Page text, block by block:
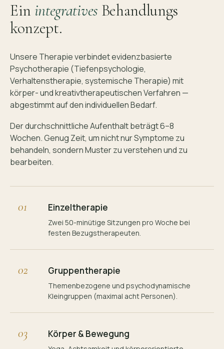
Ein integratives Behandlungs
konzept.
Unsere Therapie verbindet evidenzbasierte
Psychotherapie (Tiefenpsychologie,
Verhaltenstherapie, systemische Therapie) mit
körper- und kreativtherapeutischen Verfahren —
abgestimmt auf den individuellen Bedarf.
Der durchschnittliche Aufenthalt beträgt 6–8
Wochen. Genug Zeit, um nicht nur Symptome zu
behandeln, sondern Muster zu verstehen und zu
bearbeiten.
01 Einzeltherapie
Zwei 50-minütige Sitzungen pro Woche bei
festen Bezugstherapeuten.
02 Gruppentherapie
Themenbezogene und psychodynamische
Kleingruppen (maximal acht Personen).
03 Körper & Bewegung